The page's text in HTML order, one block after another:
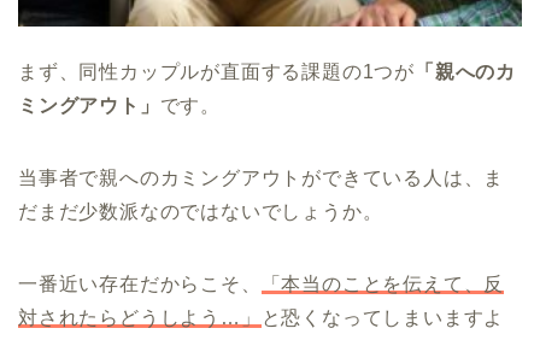
まず、同性カップルが直面する課題の1つが 「親へのカ
ミングアウト」 です。
当事者で親へのカミングアウトができている人は、ま
だまだ少数派なのではないでしょうか。
一番近い存在だからこそ、
「本当のことを伝えて、反
対されたらどうしよう…」
と恐くなってしまいますよ